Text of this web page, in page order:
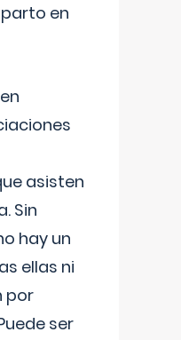
en
asisten
Sin
hay un
ellas ni
por
ser